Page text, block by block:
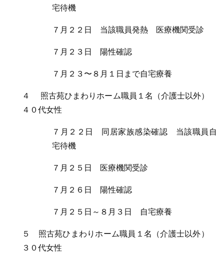
宅待機
７月２２日 当該職員発熱 医療機関受診
７月２３日 陽性確認
７月２３〜８月１日まで自宅療養
４ 照古苑ひまわりホーム職員１名（介護士以外）
４０代女性
７月２２日 同居家族感染確認 当該職員自
宅待機
７月２５日 医療機関受診
７月２６日 陽性確認
７月２５日～８月３日 自宅療養
５ 照古苑ひまわりホーム職員１名（介護士以外）
３０代女性